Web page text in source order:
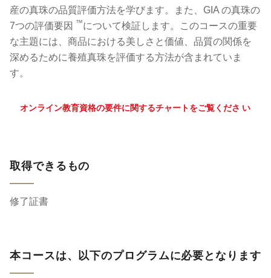
産の真珠の品質評価方法を学びます。また、GIA の真珠の
7つの評価要因 ™について検証します。このコースの重要
な主題には、商品における美しさと価値、品質の関係を
深めるために養殖真珠を評価する方法が含まれていま
す。
オンライン教育資格の要件に関するチャートをご覧くださ い
取得できるもの
修了証書
本コースは、以下のプログラムに必要となります